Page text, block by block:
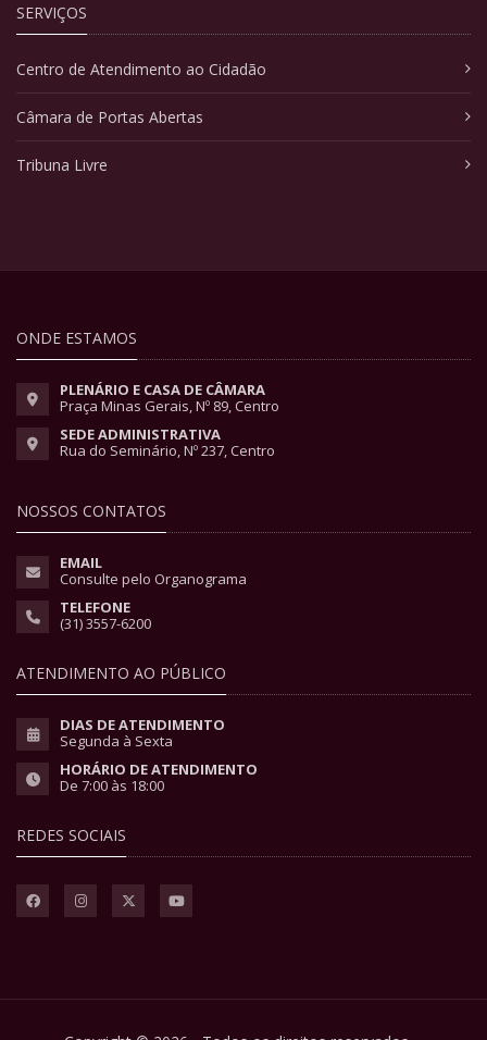
SERVIÇOS
Centro de Atendimento ao Cidadão
Câmara de Portas Abertas
Tribuna Livre
ONDE ESTAMOS
PLENÁRIO E CASA DE CÂMARA
Praça Minas Gerais, Nº 89, Centro
SEDE ADMINISTRATIVA
Rua do Seminário, Nº 237, Centro
NOSSOS CONTATOS
EMAIL
Consulte pelo Organograma
TELEFONE
(31) 3557-6200
ATENDIMENTO AO PÚBLICO
DIAS DE ATENDIMENTO
Segunda à Sexta
HORÁRIO DE ATENDIMENTO
De 7:00 às 18:00
REDES SOCIAIS